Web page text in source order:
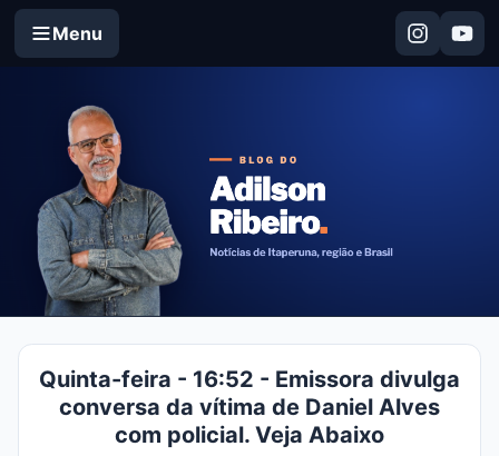
Menu
Quinta-feira - 16:52 - Emissora divulga
conversa da vítima de Daniel Alves
com policial. Veja Abaixo